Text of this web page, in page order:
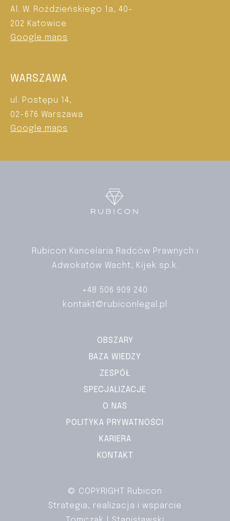
Al. W. Roździeńskiego 1a, 40-
202 Katowice
Google maps
WARSZAWA
ul. Postępu 14,
02-676 Warszawa
Google maps
Rubicon Kancelaria Radców Prawnych i
Adwokatów Wacht, Kijek sp.k.
+48 506 909 240
kontakt@rubiconlegal.pl
OBSZARY
BAZA WIEDZY
ZESPÓŁ
SPECJALIZACJE
O NAS
POLITYKA PRYWATNOŚCI
KARIERA
KONTAKT
© COPYRIGHT Rubicon
Strategia, realizacja i wsparcie